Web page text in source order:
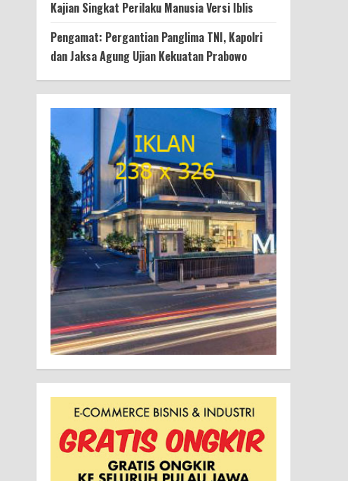
Kajian Singkat Perilaku Manusia Versi Iblis
Pengamat: Pergantian Panglima TNI, Kapolri
dan Jaksa Agung Ujian Kekuatan Prabowo